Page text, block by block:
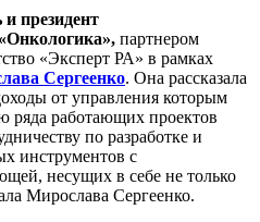
и президент
партнером
«Эксперт РА» в рамках
Сергеенко. Она рассказала
от управления которым
ряда работающих проектов
по разработке и
инструментов с
несущих в себе не только
Мирослава Сергеенко.